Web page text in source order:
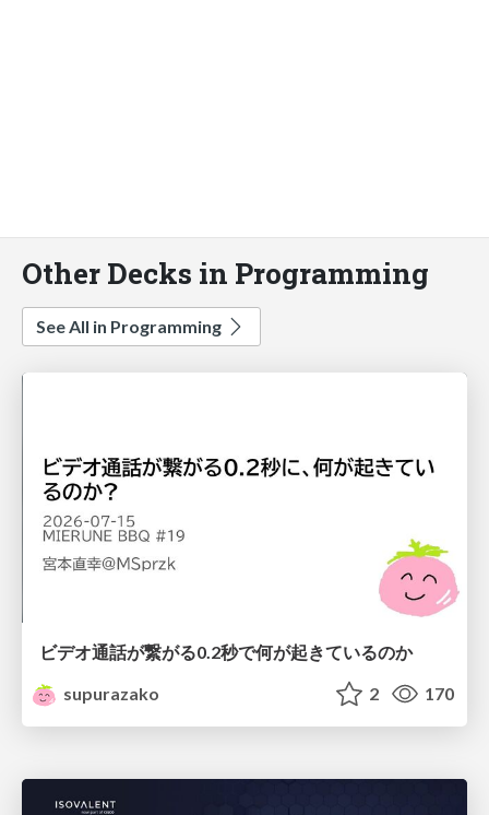
Other Decks in Programming
See All in Programming
ビデオ通話が繋がる0.2秒で何が起きているのか
supurazako
2 170